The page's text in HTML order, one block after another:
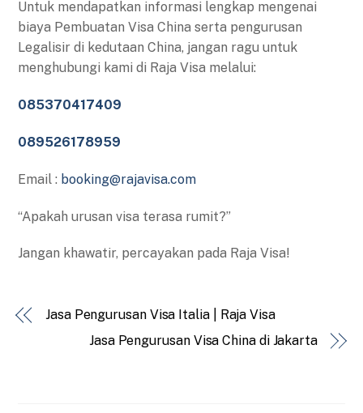
Untuk mendapatkan informasi lengkap mengenai
biaya Pembuatan Visa China serta pengurusan
Legalisir di kedutaan China, jangan ragu untuk
menghubungi kami di Raja Visa melalui:
085370417409
089526178959
Email : booking@rajavisa.com
“Apakah urusan visa terasa rumit?”
Jangan khawatir, percayakan pada Raja Visa!
Jasa Pengurusan Visa Italia | Raja Visa
Jasa Pengurusan Visa China di Jakarta